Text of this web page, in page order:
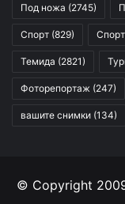
Под ножа (2745)
Спорт (829)
Темида (2821)
Фоторепортаж (247)
вашите снимки (134)
© Copyright